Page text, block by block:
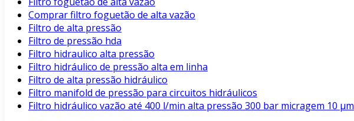
Comprar filtro foguetão de alta vazão
Filtro de alta pressão
Filtro de pressão hda
Filtro hidraulico alta pressão
Filtro hidráulico de pressão alta em linha
Filtro de alta pressão hidráulico
Filtro manifold de pressão para circuitos hidráulicos
Filtro hidráulico vazão até 400 l/min alta pressão 300 bar micragem 10 μm